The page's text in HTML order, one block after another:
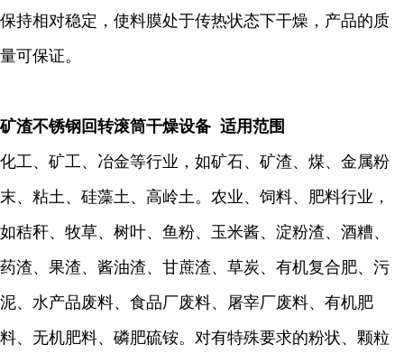
保持相对稳定，使料膜处于传热状态下干燥，产品的质
量可保证。
矿渣不锈钢回转滚筒干燥设备 适用范围
化工、矿工、冶金等行业，如矿石、矿渣、煤、金属粉
末、粘土、硅藻土、高岭土。农业、饲料、肥料行业，
如秸秆、牧草、树叶、鱼粉、玉米酱、淀粉渣、酒糟、
药渣、果渣、酱油渣、甘蔗渣、草炭、有机复合肥、污
泥、水产品废料、食品厂废料、屠宰厂废料、有机肥
料、无机肥料、磷肥硫铵。对有特殊要求的粉状、颗粒